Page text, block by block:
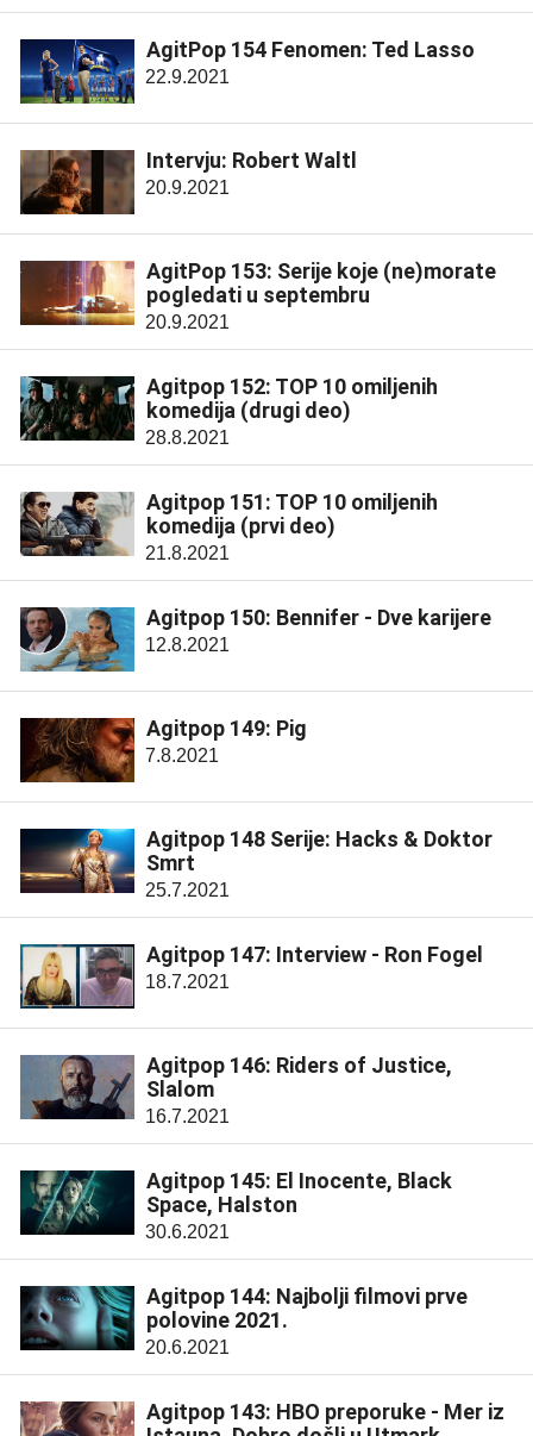
AgitPop 154 Fenomen: Ted Lasso
22.9.2021
Intervju: Robert Waltl
20.9.2021
AgitPop 153: Serije koje (ne)morate
pogledati u septembru
20.9.2021
Agitpop 152: TOP 10 omiljenih
komedija (drugi deo)
28.8.2021
Agitpop 151: TOP 10 omiljenih
komedija (prvi deo)
21.8.2021
Agitpop 150: Bennifer - Dve karijere
12.8.2021
Agitpop 149: Pig
7.8.2021
Agitpop 148 Serije: Hacks & Doktor
Smrt
25.7.2021
Agitpop 147: Interview - Ron Fogel
18.7.2021
Agitpop 146: Riders of Justice,
Slalom
16.7.2021
Agitpop 145: El Inocente, Black
Space, Halston
30.6.2021
Agitpop 144: Najbolji filmovi prve
polovine 2021.
20.6.2021
Agitpop 143: HBO preporuke - Mer iz